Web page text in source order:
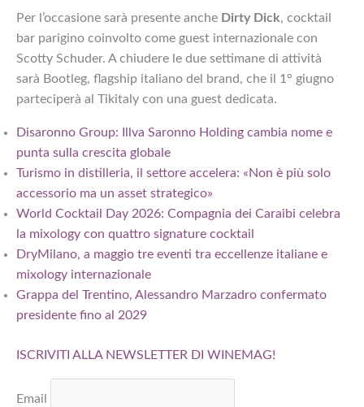
Per l’occasione sarà presente anche Dirty Dick, cocktail
bar parigino coinvolto come guest internazionale con
Scotty Schuder. A chiudere le due settimane di attività
sarà Bootleg, flagship italiano del brand, che il 1° giugno
parteciperà al Tikitaly con una guest dedicata.
Disaronno Group: Illva Saronno Holding cambia nome e
punta sulla crescita globale
Turismo in distilleria, il settore accelera: «Non è più solo
accessorio ma un asset strategico»
World Cocktail Day 2026: Compagnia dei Caraibi celebra
la mixology con quattro signature cocktail
DryMilano, a maggio tre eventi tra eccellenze italiane e
mixology internazionale
Grappa del Trentino, Alessandro Marzadro confermato
presidente fino al 2029
ISCRIVITI ALLA NEWSLETTER DI WINEMAG!
Email